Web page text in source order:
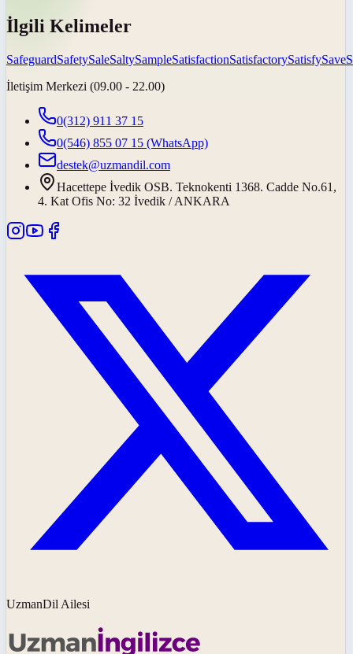
İlgili Kelimeler
SafeguardSafetySaleSaltySampleSatisfactionSatisfactorySatisfySave
İletişim Merkezi (09.00 - 22.00)
0(312) 911 37 15
0(546) 855 07 15 (WhatsApp)
destek@uzmandil.com
Hacettepe İvedik OSB. Teknokenti 1368. Cadde No.61,
4. Kat Ofis No: 32 İvedik / ANKARA
UzmanDil Ailesi